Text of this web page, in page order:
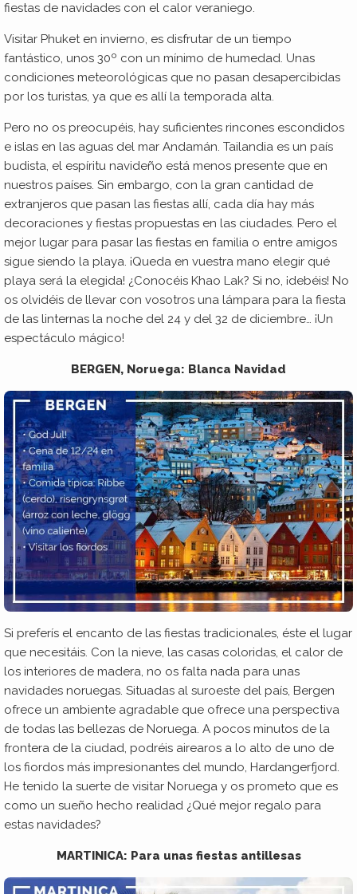
fiestas de navidades con el calor veraniego.
Visitar Phuket en invierno, es disfrutar de un tiempo
fantástico, unos 30º con un mínimo de humedad. Unas
condiciones meteorológicas que no pasan desapercibidas
por los turistas, ya que es allí la temporada alta.
Pero no os preocupéis, hay suficientes rincones escondidos
e islas en las aguas del mar Andamán. Tailandia es un país
budista, el espíritu navideño está menos presente que en
nuestros países. Sin embargo, con la gran cantidad de
extranjeros que pasan las fiestas allí, cada día hay más
decoraciones y fiestas propuestas en las ciudades. Pero el
mejor lugar para pasar las fiestas en familia o entre amigos
sigue siendo la playa. ¡Queda en vuestra mano elegir qué
playa será la elegida! ¿Conocéis Khao Lak? Si no, ¡debéis! No
os olvidéis de llevar con vosotros una lámpara para la fiesta
de las linternas la noche del 24 y del 32 de diciembre… ¡Un
espectáculo mágico!
BERGEN, Noruega: Blanca Navidad
Si preferís el encanto de las fiestas tradicionales, éste el lugar
que necesitáis. Con la nieve, las casas coloridas, el calor de
los interiores de madera, no os falta nada para unas
navidades noruegas. Situadas al suroeste del país, Bergen
ofrece un ambiente agradable que ofrece una perspectiva
de todas las bellezas de Noruega. A pocos minutos de la
frontera de la ciudad, podréis airearos a lo alto de uno de
los fiordos más impresionantes del mundo, Hardangerfjord.
He tenido la suerte de visitar Noruega y os prometo que es
como un sueño hecho realidad ¿Qué mejor regalo para
estas navidades?
MARTINICA: Para unas fiestas antillesas